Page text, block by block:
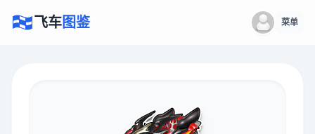
飞车图鉴 菜单